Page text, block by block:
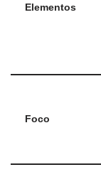
Elementos
Foco